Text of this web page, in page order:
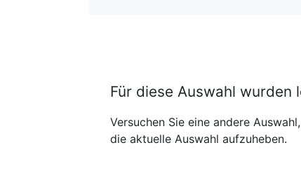
Für diese Auswahl wurden
Versuchen Sie eine andere
die aktuelle Auswahl aufzuheben.